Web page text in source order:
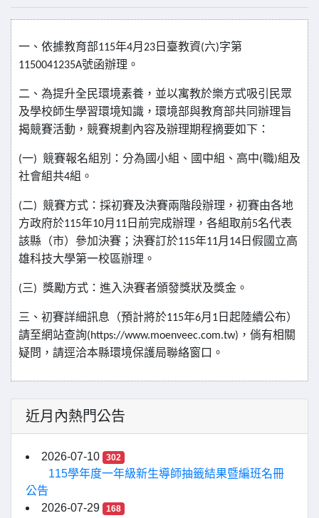
一、依據教育部115年4月 23 日臺教資(六)字第
1150041235A號函辦理。
二、為提升全民環境素養，並以寓教於樂方式吸引民眾
及學校師生學習環境知識，環境部與教育部共同辦理旨
揭競賽活動，競賽規劃內容及辦理期程摘要如下：
(一) 競賽報名組別：分為國小組、國中組、高中(職)組及
社會組共4組。
(二) 競賽方式：採初賽及決賽兩階段辦理，初賽由各地
方政府於115年10月 11 日前完成辦理，各組取前5名代表
該縣（市）參加決賽；決賽訂於115年11月 14 日假國立高
雄科技大學第一校區辦理。
(三) 獎勵方式：進入決賽者頒發獎狀及獎金。
三、初賽詳細訊息（預計將於115年6月 1 日起陸續公布）
請至網站查詢(https://www.moenveec.com.tw) ，倘有相關
疑問，請逕洽本縣環境保護局聯絡窗口。
近月內熱門公告
2026-07-10 302
115學年度一年級新生導師抽籤結果暨編班名冊
公告
2026-07-29
168